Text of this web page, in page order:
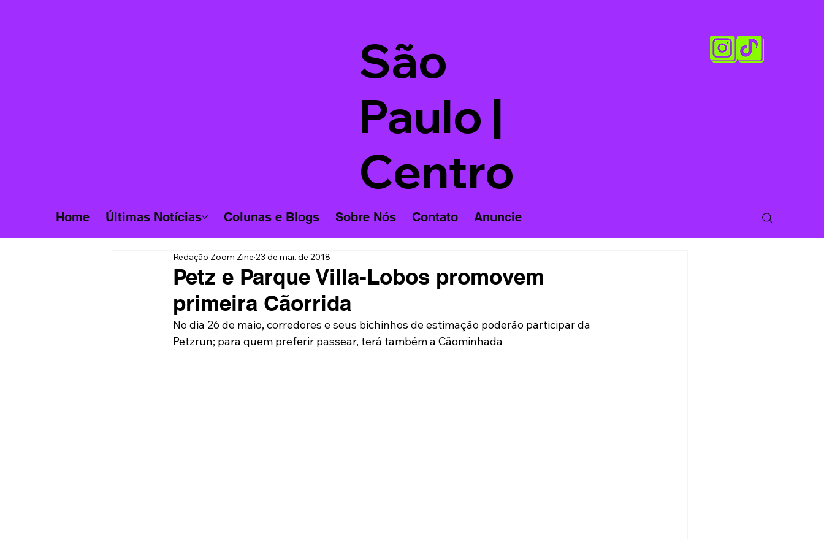
São
Paulo |
Centro
Home Últimas Notícias Colunas e Blogs Sobre Nós Contato Anuncie
Petz e Parque Villa-Lobos promovem
primeira Cãorrida
Redação Zoom Zine 23 de mai. de 2018
No dia 26 de maio, corredores e seus bichinhos de estimação poderão participar da
Petzrun; para quem preferir passear, terá também a Cãominhada